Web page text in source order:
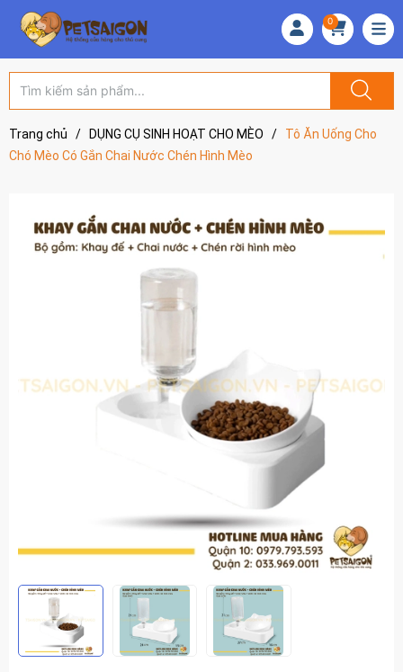
0
Trang chủ / DỤNG CỤ SINH HOẠT CHO MÈO /
Tô Ăn Uống Cho
Chó Mèo Có Gắn Chai Nước Chén Hình Mèo